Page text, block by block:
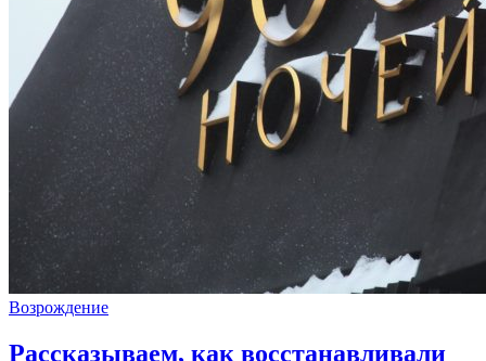
Возрождение
Рассказываем, как восстанавливали